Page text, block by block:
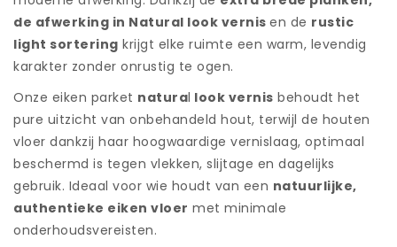
aantal
de afwerking in Natural look vernis en de rustic
light sortering krijgt elke ruimte een warm, levendig
karakter zonder onrustig te ogen.
Onze eiken parket natural look vernis behoudt het
pure uitzicht van onbehandeld hout, terwijl de houten
vloer dankzij haar hoogwaardige vernislaag, optimaal
beschermd is tegen vlekken, slijtage en dagelijks
gebruik. Ideaal voor wie houdt van een natuurlijke,
authentieke eiken vloer met minimale
onderhoudsvereisten.